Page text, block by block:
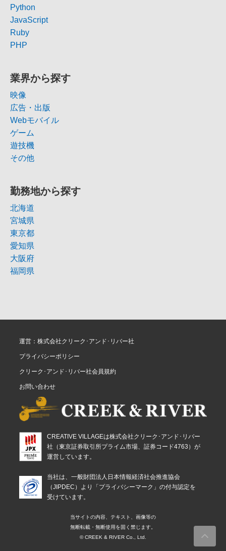
Python
JavaScript
Ruby
PHP
業界から探す
映像
広告・出版
Webモバイル
ゲーム
遊技機
その他
勤務地から探す
北海道
宮城県
東京都
愛知県
大阪府
福岡県
運営：株式会社クリーク･アンド･リバー社
プライバシーポリシー
クリーク･アンド･リバー社会員規約
お問い合わせ
CREATIVE VILLAGEは株式会社クリーク･アンド･リバー
社（東京証券取引所プライム市場、証券コード4763）が
運営しています。
当社は、一般財団法人日本情報経済社会推進協会
（JIPDEC）より「プライバシーマーク」の付与認定を
受けています。
当サイトの内容、テキスト、画像等の
無断転載・無断使用を固く禁じます。
© CREEK & RIVER Co., Ltd.